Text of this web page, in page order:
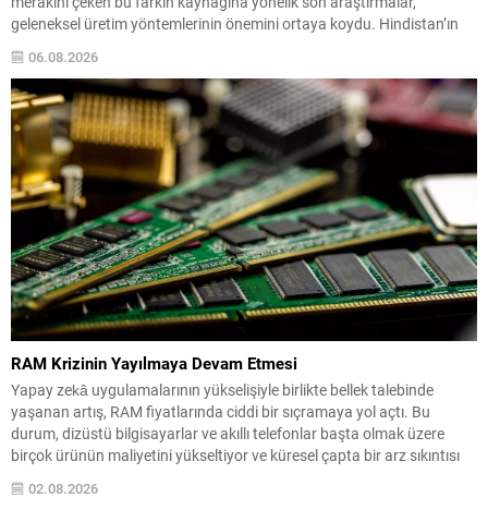
geleneksel üretim yöntemlerinin önemini ortaya koydu. Hindistan’ın
işleme teknikleri incelendiğinde, metalin yüzeyinde kendiliğinden
oluşan koruyucu bir...
06.08.2026
RAM Krizinin Yayılmaya Devam Etmesi
Yapay zekâ uygulamalarının yükselişiyle birlikte bellek talebinde
yaşanan artış, RAM fiyatlarında ciddi bir sıçramaya yol açtı. Bu
durum, dizüstü bilgisayarlar ve akıllı telefonlar başta olmak üzere
birçok ürünün maliyetini yükseltiyor ve küresel çapta bir arz sıkıntısı
mikroçip tedarikindeki darboğazın 2027’de derinleşmesi ve...
02.08.2026